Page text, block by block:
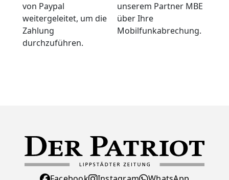
von Paypal
weitergeleitet, um die
Zahlung
durchzuführen.
unserem Partner MBE
über Ihre
Mobilfunkabrechung.